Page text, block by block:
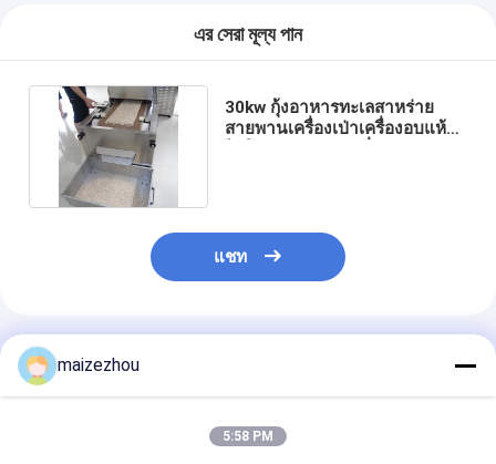
এর সেরা মূল্য পান
30kw กุ้งอาหารทะเลสาหร่าย
สายพานเครื่องเป่าเครื่องอบแห้ง
แชท
แนะนำผลิตภัณฑ์
maizezhou
5:58 PM